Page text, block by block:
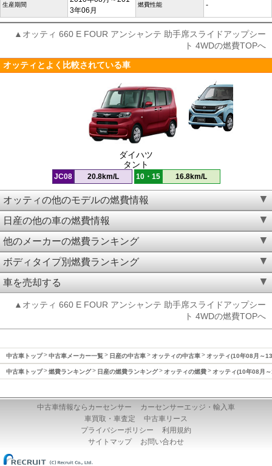
生産期間
3年06月
燃費性能 -
▲オッティ 660 E FOUR アンシャンテ 助手席スライドアップシー
ト 4WDの燃費TOPへ
オッティとよく比較されている車
ダイハツ
タント
JC08 20.8km/L 10・15 16.8km/L
オッティの他のモデルの燃費情報
日産の他の車の燃費情報
他のメーカーの燃費ランキング
ボディタイプ別燃費ランキング
車を売却する
▲オッティ 660 E FOUR アンシャンテ 助手席スライドアップシー
ト 4WDの燃費TOPへ
中古車トップ 中古車メーカー一覧 日産の中古車 オッティの中古車 オッティ(10年08月～
中古車トップ 燃費ランキング 日産の燃費ランキング オッティの燃費 オッティ(10年08月
中古車情報ならカーセンサー
カーセンサーエッジ・輸入車
車買取・車査定
中古車リース
プライバシーポリシー
利用規約
サイトマップ
お問い合わせ